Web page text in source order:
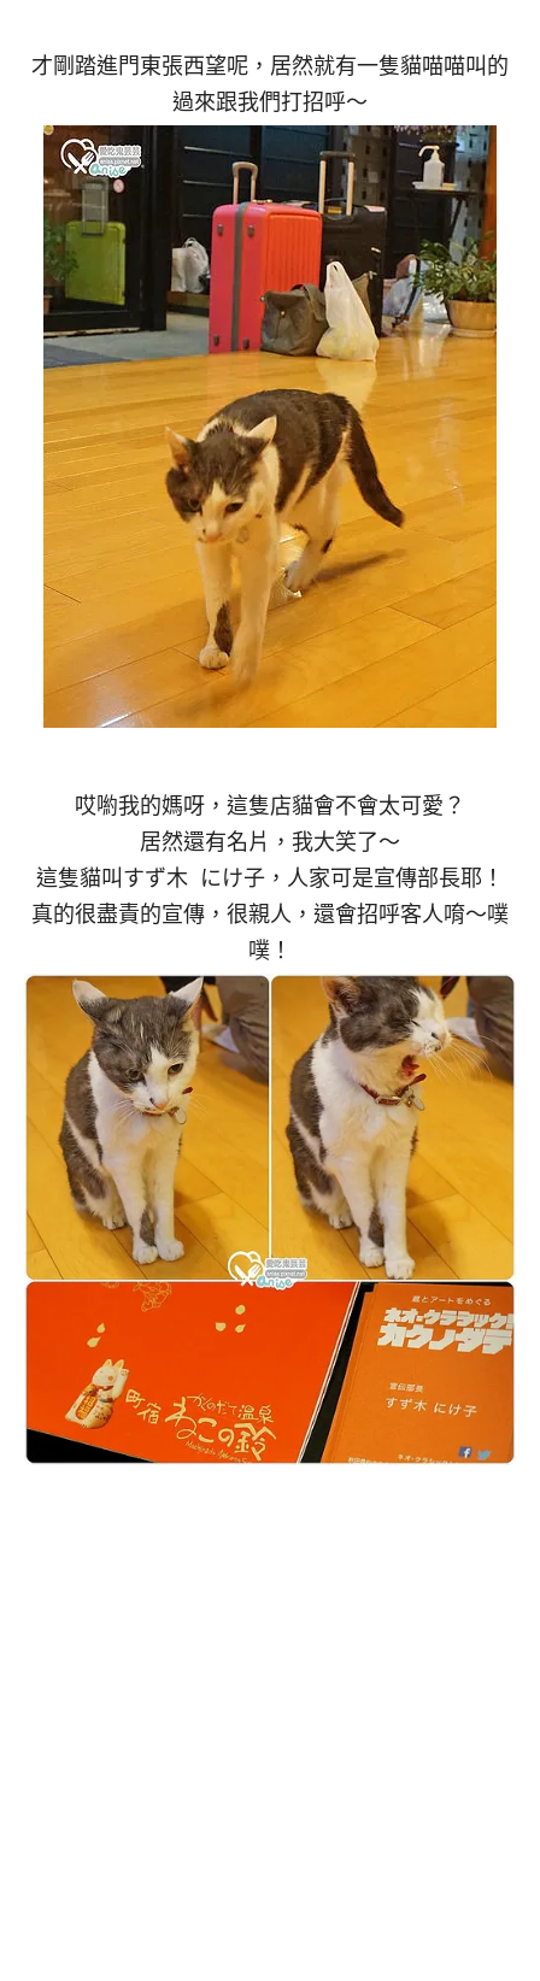
才剛踏進門東張西望呢，居然就有一隻貓喵喵叫的
過來跟我們打招呼～
哎喲我的媽呀，這隻店貓會不會太可愛？
居然還有名片，我大笑了～
這隻貓叫すず木 にけ子，人家可是宣傳部長耶！
真的很盡責的宣傳，很親人，還會招呼客人唷～噗
噗！